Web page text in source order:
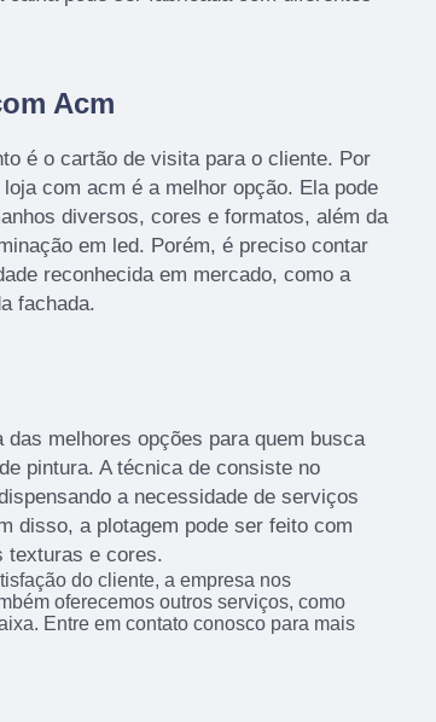
Acm
é o cartão de visita para o cliente. Por
com acm é a melhor opção. Ela pode
diversos, cores e formatos, além da
em led. Porém, é preciso contar
reconhecida em mercado, como a
fachada.
das melhores opções para quem busca
pintura. A técnica de consiste no
a necessidade de serviços
disso, a plotagem pode ser feito com
texturas e cores.
do cliente, a empresa nos
oferecemos outros serviços, como
Entre em contato conosco para mais